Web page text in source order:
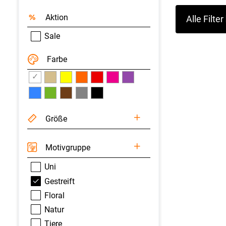
Aktion
Sale
Farbe
✓
Größe
Motivgruppe
Uni
Gestreift
Floral
Natur
Tiere
Alle Filter